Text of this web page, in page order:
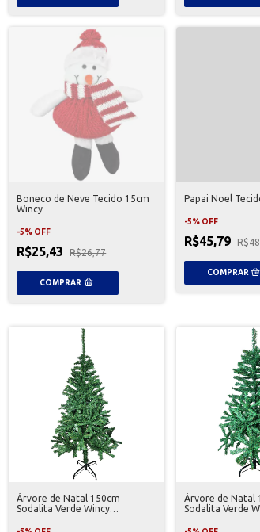
Boneco de Neve Tecido 15cm
Wincy
-5% OFF
R$25,43 R$26,77
Papai Noel
-5% OFF
R$45,79
Árvore de Natal 150cm
Sodalita Verde Wincy
Árvore de Natal
Sodalita Verde